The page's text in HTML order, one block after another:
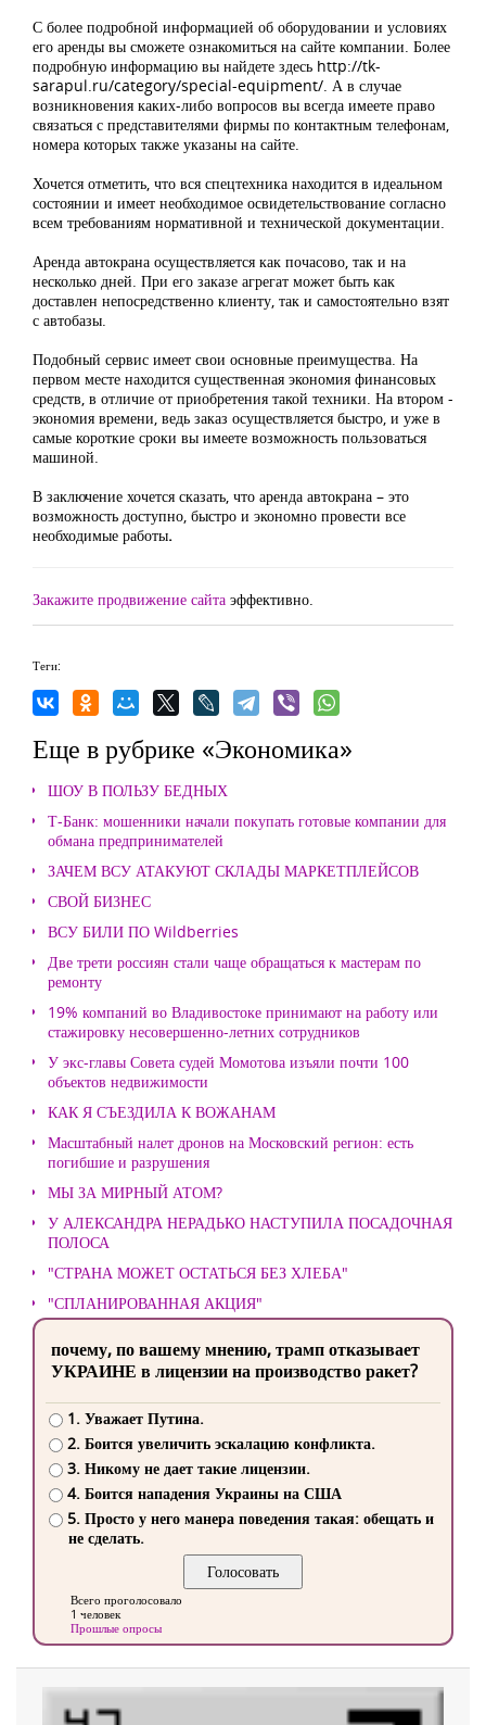
С более подробной информацией об оборудовании и условиях
его аренды вы сможете ознакомиться на сайте компании. Более
подробную информацию вы найдете здесь http://tk-
sarapul.ru/category/special-equipment/. А в случае
возникновения каких-либо вопросов вы всегда имеете право
связаться с представителями фирмы по контактным телефонам,
номера которых также указаны на сайте.
Хочется отметить, что вся спецтехника находится в идеальном
состоянии и имеет необходимое освидетельствование согласно
всем требованиям нормативной и технической документации.
Аренда автокрана осуществляется как почасово, так и на
несколько дней. При его заказе агрегат может быть как
доставлен непосредственно клиенту, так и самостоятельно взят
с автобазы.
Подобный сервис имеет свои основные преимущества. На
первом месте находится существенная экономия финансовых
средств, в отличие от приобретения такой техники. На втором -
экономия времени, ведь заказ осуществляется быстро, и уже в
самые короткие сроки вы имеете возможность пользоваться
машиной.
В заключение хочется сказать, что аренда автокрана – это
возможность доступно, быстро и экономно провести все
необходимые работы.
Закажите продвижение сайта эффективно.
Теги:
Еще в рубрике «Экономика»
ШОУ В ПОЛЬЗУ БЕДНЫХ
Т-Банк: мошенники начали покупать готовые компании для
обмана предпринимателей
ЗАЧЕМ ВСУ АТАКУЮТ СКЛАДЫ МАРКЕТПЛЕЙСОВ
СВОЙ БИЗНЕС
ВСУ БИЛИ ПО Wildberries
Две трети россиян стали чаще обращаться к мастерам по
ремонту
19% компаний во Владивостоке принимают на работу или
стажировку несовершенно-летних сотрудников
У экс-главы Совета судей Момотова изъяли почти 100
объектов недвижимости
КАК Я СЪЕЗДИЛА К ВОЖАНАМ
Масштабный налет дронов на Московский регион: есть
погибшие и разрушения
МЫ ЗА МИРНЫЙ АТОМ?
У АЛЕКСАНДРА НЕРАДЬКО НАСТУПИЛА ПОСАДОЧНАЯ
ПОЛОСА
"СТРАНА МОЖЕТ ОСТАТЬСЯ БЕЗ ХЛЕБА"
"СПЛАНИРОВАННАЯ АКЦИЯ"
почему, по вашему мнению, трамп отказывает
УКРАИНЕ в лицензии на производство ракет?
1. Уважает Путина.
2. Боится увеличить эскалацию конфликта.
3. Никому не дает такие лицензии.
4. Боится нападения Украины на США
5. Просто у него манера поведения такая: обещать и
не сделать.
Всего проголосовало
1 человек
Прошлые опросы